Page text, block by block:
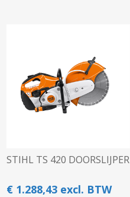
STIHL TS 420 DOORSLIJPER
€ 1.288,43 excl. BTW